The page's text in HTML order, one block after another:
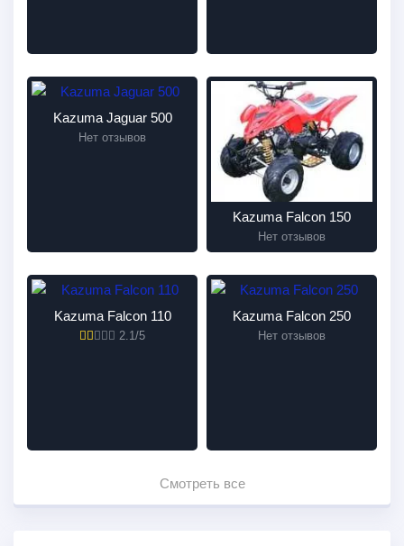
Kazuma Jaguar 500
Нет отзывов
Kazuma Falcon 150
Нет отзывов
Kazuma Falcon 110
2.1/5
Kazuma Falcon 250
Нет отзывов
Смотреть все